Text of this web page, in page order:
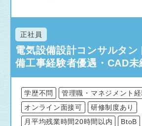
正社員
電気設備設計コンサルタン
備工事経験者優遇・CAD未
学歴不問
管理職・マネジメント
オンライン面接可
研修制度あり
月平均残業時間20時間以内
BtoB